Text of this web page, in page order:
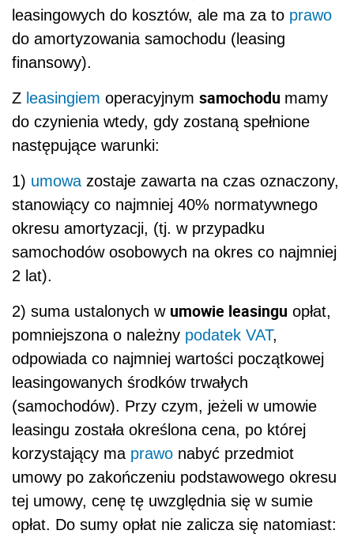
leasingowych do kosztów, ale ma za to prawo
do amortyzowania samochodu (leasing
finansowy).
Z leasingiem operacyjnym samochodu mamy
do czynienia wtedy, gdy zostaną spełnione
następujące warunki:
1) umowa zostaje zawarta na czas oznaczony,
stanowiący co najmniej 40% normatywnego
okresu amortyzacji, (tj. w przypadku
samochodów osobowych na okres co najmniej
2 lat).
2) suma ustalonych w umowie leasingu opłat,
pomniejszona o należny podatek VAT,
odpowiada co najmniej wartości początkowej
leasingowanych środków trwałych
(samochodów). Przy czym, jeżeli w umowie
leasingu została określona cena, po której
korzystający ma prawo nabyć przedmiot
umowy po zakończeniu podstawowego okresu
tej umowy, cenę tę uwzględnia się w sumie
opłat. Do sumy opłat nie zalicza się natomiast: